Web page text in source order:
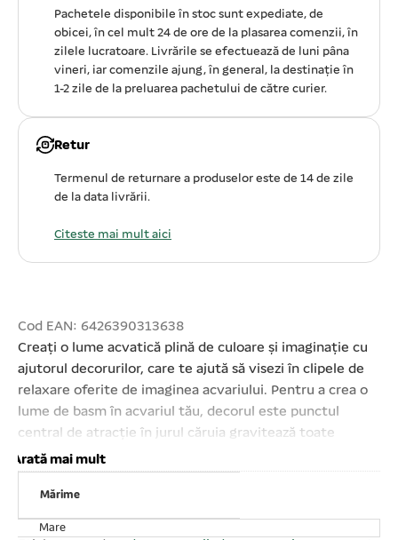
Pachetele disponibile în stoc sunt expediate, de
obicei, în cel mult 24 de ore de la plasarea comenzii, în
zilele lucratoare. Livrările se efectuează de luni pâna
vineri, iar comenzile ajung, în general, la destinație în
1-2 zile de la preluarea pachetului de către curier.
Retur
Termenul de returnare a produselor este de 14 de zile
de la data livrării.
Citeste mai mult aici
Cod EAN: 6426390313638
Creați o lume acvatică plină de culoare și imaginație cu
ajutorul decorurilor, care te ajută să visezi în clipele de
relaxare oferite de imaginea acvariului. Pentru a crea o
lume de basm în acvariul tău, decorul este punctul
central de atracție în jurul căruia gravitează toate
celelalte elemente din peisajul subacvatic. Pe lângă
aspectul estetic decorul, ornamentul are și un rol
practic: acela de a oferi peștilor și celorlalte viețuitoare
marine un adăpost sau loc de refugiu în momentele când
Arată mai mult
Mărime
Mare